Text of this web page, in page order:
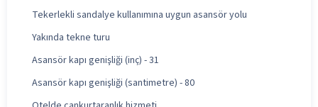
Tekerlekli sandalye kullanımına uygun asansör yolu
Yakında tekne turu
Asansör kapı genişliği (inç) - 31
Asansör kapı genişliği (santimetre) - 80